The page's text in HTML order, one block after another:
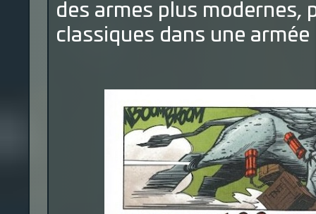
des armes plus modernes,
classiques dans une armée